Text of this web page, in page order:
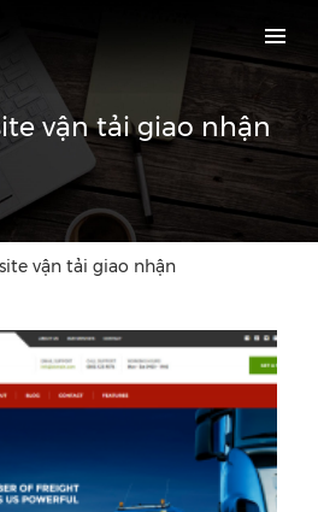
vận tải giao nhận
vận tải giao nhận